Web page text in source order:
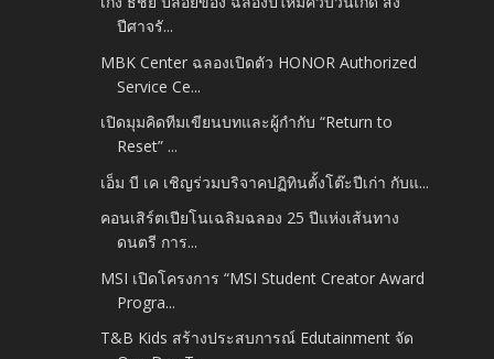
ปีศาจรั...
MBK Center ฉลองเปิดตัว HONOR Authorized
Service Ce...
เปิดมุมคิดทีมเขียนบทและผู้กำกับ “Return to
Reset” ...
เอ็ม บี เค เชิญร่วมบริจาคปฏิทินตั้งโต๊ะปีเก่า กับแ...
คอนเสิร์ตเปียโนเฉลิมฉลอง 25 ปีแห่งเส้นทาง
ดนตรี การ...
MSI เปิดโครงการ “MSI Student Creator Award
Progra...
T&B Kids สร้างประสบการณ์ Edutainment จัด